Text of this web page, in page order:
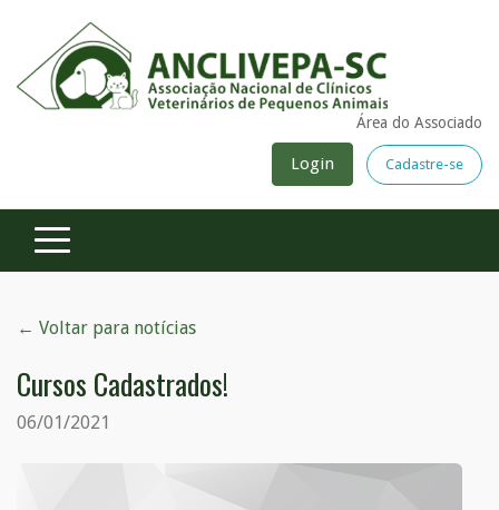
Área do Associado
Login Cadastre-se
← Voltar para notícias
Cursos Cadastrados!
06/01/2021